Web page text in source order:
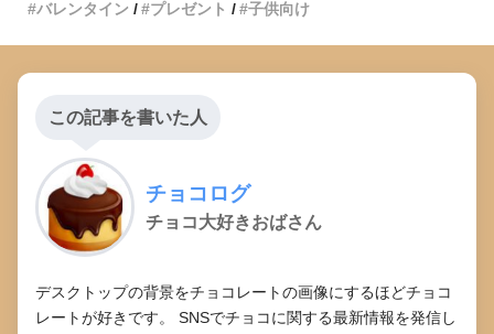
バレンタイン
プレゼント 子供向け
この記事を書いた人
チョコログ
チョコ大好きおばさん
デスクトップの背景をチョコレートの画像にするほどチョコ
レートが好きです。 SNSでチョコに関する最新情報を発信し